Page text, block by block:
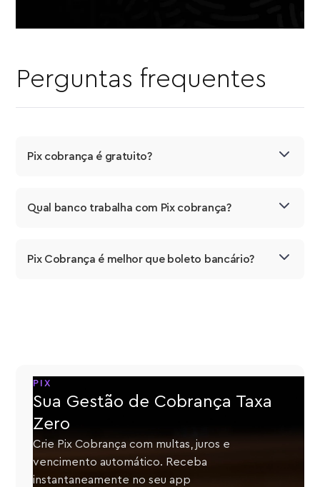
Perguntas frequentes
Pix cobrança é gratuito?
Qual banco trabalha com Pix cobrança?
Pix Cobrança é melhor que boleto bancário?
PIX
Sua Gestão de Cobrança Taxa
Zero
Crie Pix Cobrança com multas, juros e
vencimento automático. Receba
instantaneamente no seu app